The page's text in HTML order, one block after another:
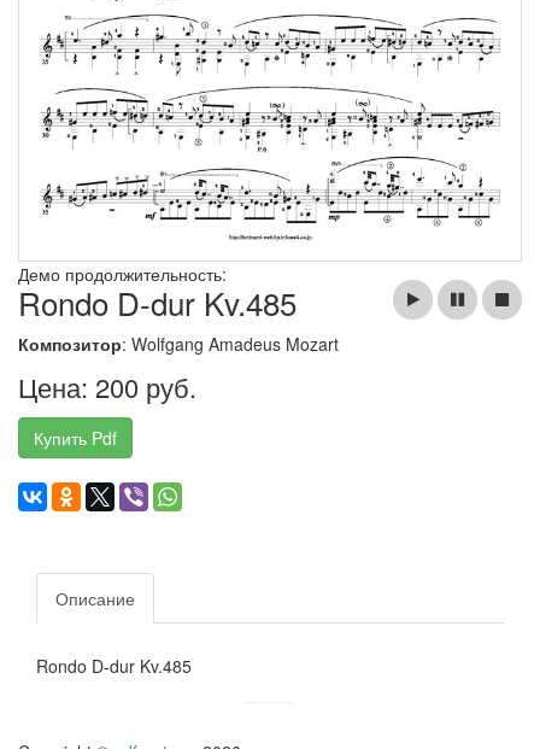
Демо продолжительность:
Rondo D-dur Kv.485
Композитор: Wolfgang Amadeus Mozart
Цена: 200 руб.
Купить Pdf
Описание
Rondo D-dur Kv.485